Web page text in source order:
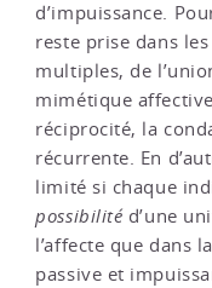
d’impuissance.
reste prise dans
multiples, de
mimétique
réciprocité, la
récurrente. En
limité si chaque
possibilité d’une
l’affecte que dans
passive et